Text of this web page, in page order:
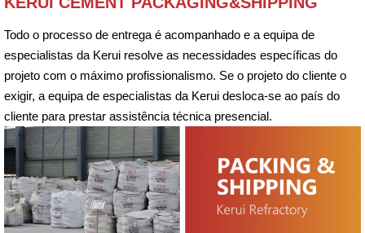
Todo o processo de entrega é acompanhado e a equipa de
especialistas da Kerui resolve as necessidades específicas do
projeto com o máximo profissionalismo. Se o projeto do cliente o
exigir, a equipa de especialistas da Kerui desloca-se ao país do
cliente para prestar assistência técnica presencial.